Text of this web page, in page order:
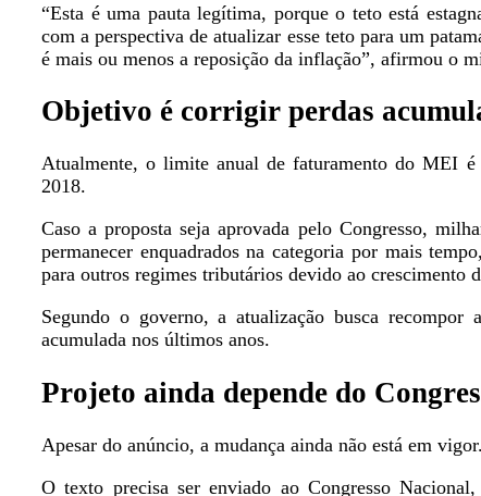
“Esta é uma pauta legítima, porque o teto está
com a perspectiva de atualizar esse teto para um
é mais ou menos a reposição da inflação”, afirmou o
Objetivo é corrigir perdas
Atualmente, o limite anual de faturamento do MEI é
2018.
Caso a proposta seja aprovada pelo Congresso,
permanecer enquadrados na categoria por mais
para outros regimes tributários devido ao crescimento
Segundo o governo, a atualização busca recompor
acumulada nos últimos anos.
Projeto ainda depende do
Apesar do anúncio, a mudança ainda não está em vigor.
O texto precisa ser enviado ao Congresso